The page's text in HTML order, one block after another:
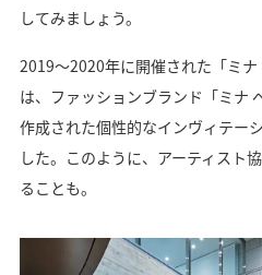
してみましょう。
2019〜2020年に開催された「ミ
は、ファッションブランド「ミナ
作成された個性的なインヴィテー
した。このように、アーティスト
ることも。